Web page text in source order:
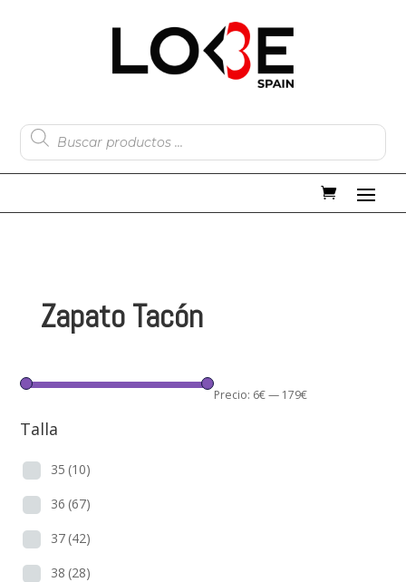
de
productos
Zapato Tacón
Precio: 6€— 179€
Talla
35 (10)
36 (67)
37 (42)
38 (28)